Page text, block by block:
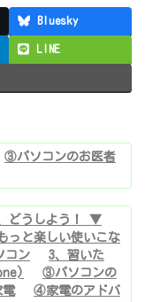
Bluesky
LINE
③パソコンのお医者
どうしよう！ ▼
っと楽しい使いこな
コン
3、習いた
③パソコンの
④家電のアドバ